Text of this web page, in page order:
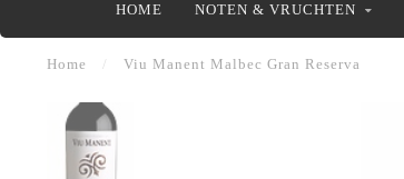
HOME NOTEN & VRUCHTEN
Home Viu Manent Malbec Gran Reserva